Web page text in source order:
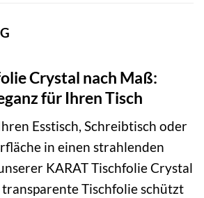
Crystal nach Maß:
für Ihren Tisch
Esstisch, Schreibtisch oder
in einen strahlenden
KARAT Tischfolie Crystal
transparente Tischfolie schützt